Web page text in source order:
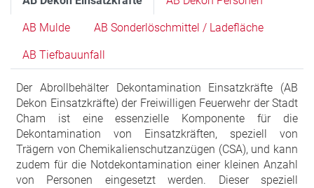
AB Mulde AB Sonderlöschmittel / Ladefläche
AB Tiefbauunfall
Der Abrollbehälter Dekontamination Einsatzkräfte (AB
Dekon Einsatzkräfte) der Freiwilligen Feuerwehr der Stadt
Cham ist eine essenzielle Komponente für die
Dekontamination von Einsatzkräften, speziell von
Trägern von Chemikalienschutzanzügen (CSA), und kann
zudem für die Notdekontamination einer kleinen Anzahl
von Personen eingesetzt werden. Dieser speziell